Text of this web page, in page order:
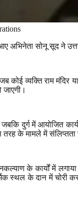
अभिनेता सोनू सूद ने
कोई व्यक्ति राम
दुर्ग में आयोजित
के मामले में
के कार्यों में
स्थल के दान में